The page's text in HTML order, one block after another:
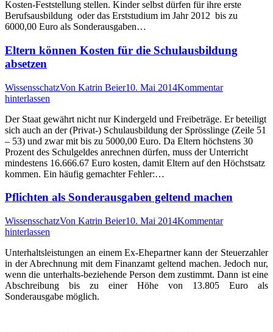
Kosten-Feststellung stellen. Kinder selbst dürfen für ihre erste
Berufsausbildung oder das Erststudium im Jahr 2012 bis zu
6000,00 Euro als Sonderausgaben…
Eltern können Kosten für die Schulausbildung
absetzen
WissensschatzVon Katrin Beier10. Mai 2014Kommentar
hinterlassen
Der Staat gewährt nicht nur Kindergeld und Freibeträge. Er beteiligt
sich auch an der (Privat-) Schulausbildung der Sprösslinge (Zeile 51
– 53) und zwar mit bis zu 5000,00 Euro. Da Eltern höchstens 30
Prozent des Schulgeldes anrechnen dürfen, muss der Unterricht
mindestens 16.666.67 Euro kosten, damit Eltern auf den Höchstsatz
kommen. Ein häufig gemachter Fehler:…
Pflichten als Sonderausgaben geltend machen
WissensschatzVon Katrin Beier10. Mai 2014Kommentar
hinterlassen
Unterhaltsleistungen an einem Ex-Ehepartner kann der Steuerzahler
in der Abrechnung mit dem Finanzamt geltend machen. Jedoch nur,
wenn die unterhalts-beziehende Person dem zustimmt. Dann ist eine
Abschreibung bis zu einer Höhe von 13.805 Euro als
Sonderausgabe möglich.